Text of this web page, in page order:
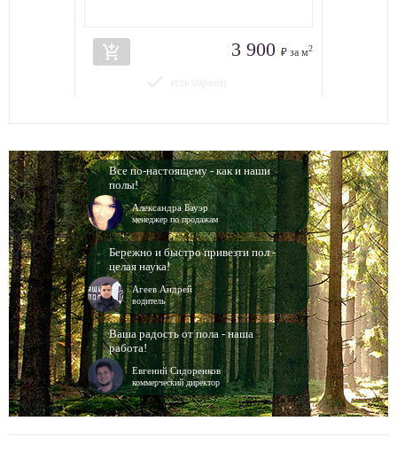
add_shopping_cart 3 900 ₽ за м2
Все по-настоящему - как и наши
полы!
Александра Бауэр
менеджер по продажам
Бережно и быстро привезти пол -
целая наука!
Агеев Андрей
водитель
Ваша радость от пола - наша
работа!
Евгений Сидоренков
коммерческий директор